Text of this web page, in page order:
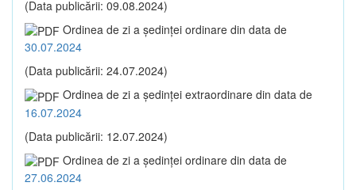
(Data publicării: 09.08.2024)
Ordinea de zi a şedinţei ordinare din data de
30.07.2024
(Data publicării: 24.07.2024)
Ordinea de zi a şedinţei extraordinare din data de
16.07.2024
(Data publicării: 12.07.2024)
Ordinea de zi a şedinţei ordinare din data de
27.06.2024